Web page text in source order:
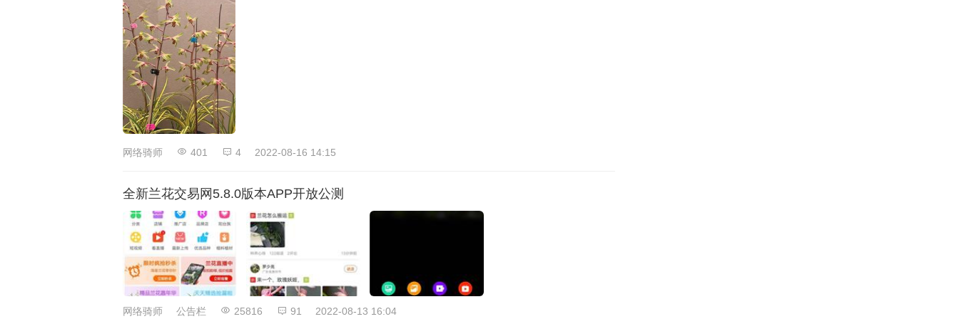
网络骑师 401 4 2022-08-16 14:15
全新兰花交易网5.8.0版本APP开放公测
网络骑师 公告栏 25816 91 2022-08-13 16:04